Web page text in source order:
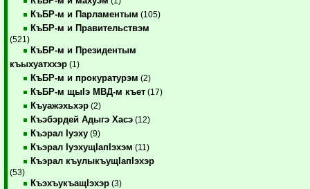
КъБР-м и Парламентым (105)
КъБР-м и Правительствэм
(521)
КъБР-м и Президентым
къыхуатххэр (1)
КъБР-м и прокуратурэм (2)
КъБР-м щыIэ МВД-м къет (17)
Къуажэхьхэр (2)
Къэбэрдей Адыгэ Хасэ (12)
Къэрал Iуэху (9)
Къэрал IуэхущIапIэхэм (11)
Къэрал къулыкъущIапIэхэр
(53)
КъэхъукъащIэхэр (3)